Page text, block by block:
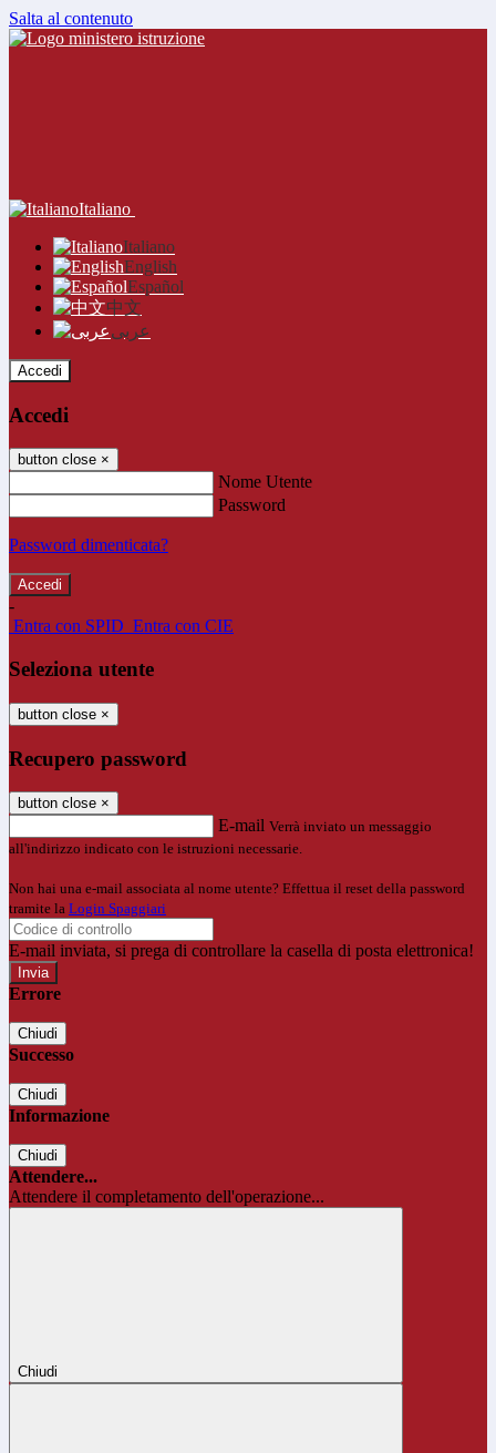
Salta al contenuto
Italiano
Italiano
English
Español
中文
عربى
Accedi
Accedi
button close ×
Nome Utente
Password
Password dimenticata?
-
Entra con SPID Entra con CIE
Seleziona utente
button close ×
Recupero password
button close ×
E-mail Verrà inviato un messaggio
all'indirizzo indicato con le istruzioni necessarie.
Non hai una e-mail associata al nome utente? Effettua il reset della password
tramite la Login Spaggiari
E-mail inviata, si prega di controllare la casella di posta elettronica!
Errore
Chiudi
Successo
Chiudi
Informazione
Chiudi
Attendere...
Attendere il completamento dell'operazione...
Chiudi